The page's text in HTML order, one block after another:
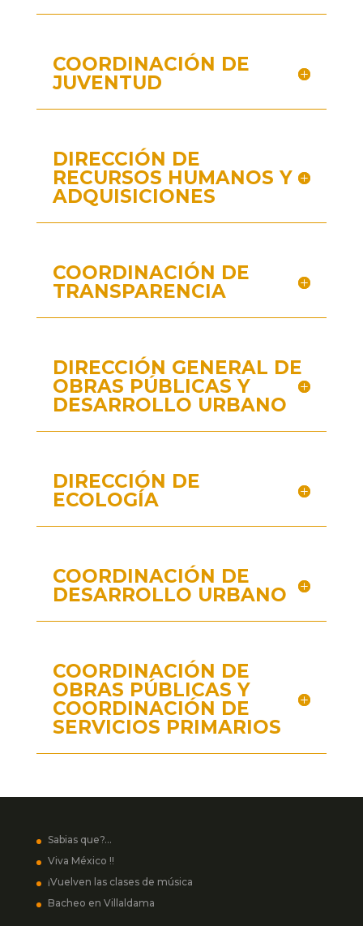
COORDINACIÓN DE
JUVENTUD
DIRECCIÓN DE
RECURSOS HUMANOS Y
ADQUISICIONES
COORDINACIÓN DE
TRANSPARENCIA
DIRECCIÓN GENERAL DE
OBRAS PÚBLICAS Y
DESARROLLO URBANO
DIRECCIÓN DE
ECOLOGÍA
COORDINACIÓN DE
DESARROLLO URBANO
COORDINACIÓN DE
OBRAS PÚBLICAS Y
COORDINACIÓN DE
SERVICIOS PRIMARIOS
Sabias que?…
Viva México !!
¡Vuelven las clases de música
Bacheo en Villaldama